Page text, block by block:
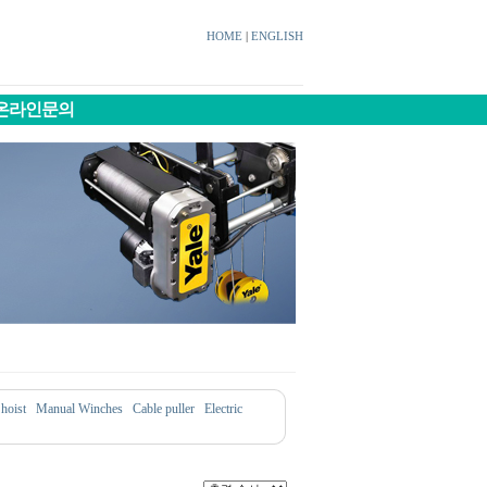
HOME| ENGLISH
라인문의
Manual Winches Cable puller Electric